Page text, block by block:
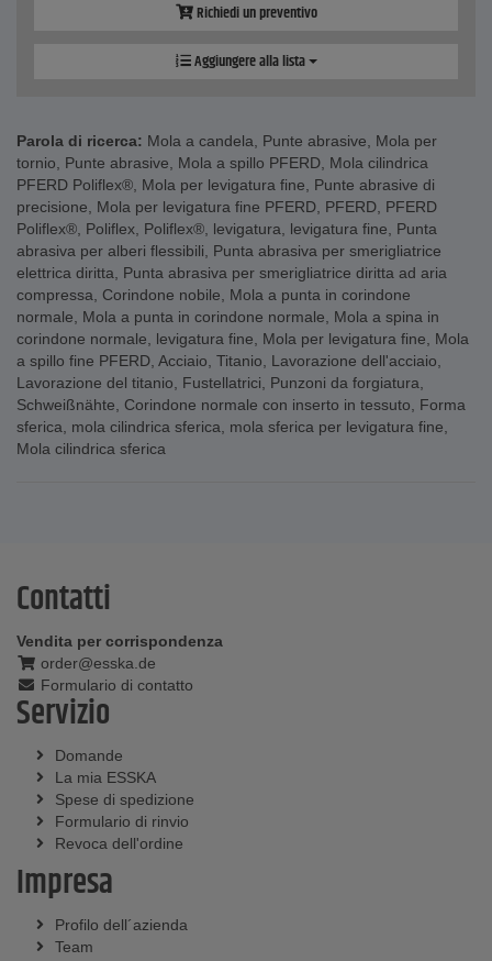
Richiedi un preventivo
Aggiungere alla lista
Parola di ricerca: Mola a candela, Punte abrasive, Mola per
tornio, Punte abrasive, Mola a spillo PFERD, Mola cilindrica
PFERD Poliflex®, Mola per levigatura fine, Punte abrasive di
precisione, Mola per levigatura fine PFERD, PFERD, PFERD
Poliflex®, Poliflex, Poliflex®, levigatura, levigatura fine, Punta
abrasiva per alberi flessibili, Punta abrasiva per smerigliatrice
elettrica diritta, Punta abrasiva per smerigliatrice diritta ad aria
compressa, Corindone nobile, Mola a punta in corindone
normale, Mola a punta in corindone normale, Mola a spina in
corindone normale, levigatura fine, Mola per levigatura fine, Mola
a spillo fine PFERD, Acciaio, Titanio, Lavorazione dell'acciaio,
Lavorazione del titanio, Fustellatrici, Punzoni da forgiatura,
Schweißnähte, Corindone normale con inserto in tessuto, Forma
sferica, mola cilindrica sferica, mola sferica per levigatura fine,
Mola cilindrica sferica
Contatti
Vendita per corrispondenza
order@esska.de
Formulario di contatto
Servizio
Domande
La mia ESSKA
Spese di spedizione
Formulario di rinvio
Revoca dell'ordine
Impresa
Profilo dell´azienda
Team